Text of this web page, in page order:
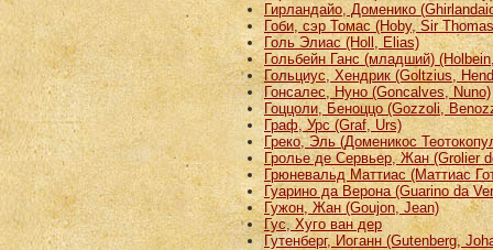
Гирландайо, Доменико
Гоби, сэр Томас (Hoby, Sir
Голь Элиас (Holl, Elias)
Гольбейн Ганс (младший)
Гольциус, Хендрик (Goltzius,
Гонсалес, Нуно (Goncalves, Nuno)
Гоццоли, Беноццо (Gozzoli,
Граф, Урс (Graf, Urs)
Греко, Эль (Доменикос
Гролье де Сервьер, Жан (Grolier
Грюневальд Маттиас (Маттиас
Гуарино да Верона (Guarino da
Гужон, Жан (Goujon, Jean)
Гус, Хуго ван дер
Гутенберг, Иоганн (Gutenberg,